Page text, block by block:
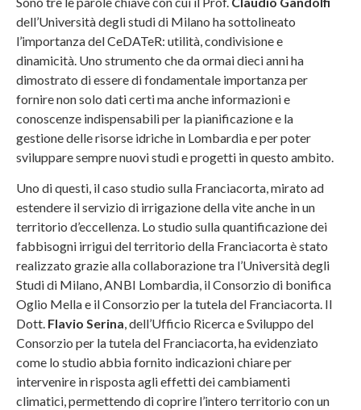
dell’Università degli studi di Milano ha sottolineato
l’importanza del CeDATeR: utilità, condivisione e
dinamicità. Uno strumento che da ormai dieci anni ha
dimostrato di essere di fondamentale importanza per
fornire non solo dati certi ma anche informazioni e
conoscenze indispensabili per la pianificazione e la
gestione delle risorse idriche in Lombardia e per poter
sviluppare sempre nuovi studi e progetti in questo ambito.
Uno di questi, il caso studio sulla Franciacorta, mirato ad
estendere il servizio di irrigazione della vite anche in un
territorio d’eccellenza. Lo studio sulla quantificazione dei
fabbisogni irrigui del territorio della Franciacorta è stato
realizzato grazie alla collaborazione tra l’Università degli
Studi di Milano, ANBI Lombardia, il Consorzio di bonifica
Oglio Mella e il Consorzio per la tutela del Franciacorta. Il
Dott. Flavio Serina, dell’Ufficio Ricerca e Sviluppo del
Consorzio per la tutela del Franciacorta, ha evidenziato
come lo studio abbia fornito indicazioni chiare per
intervenire in risposta agli effetti dei cambiamenti
climatici, permettendo di coprire l’intero territorio con un